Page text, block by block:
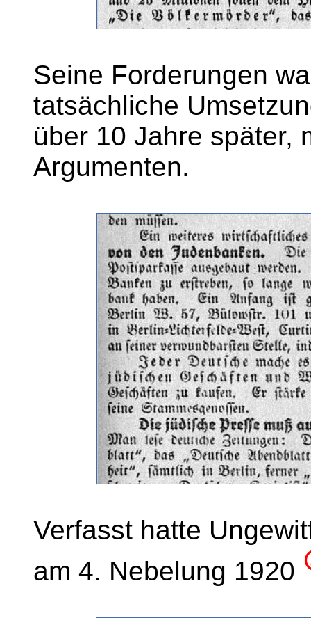
Seine Forderungen
tatsächliche
über 10 Jahre später,
Argumenten.
Verfasst hatte
am 4. Nebelung 1920